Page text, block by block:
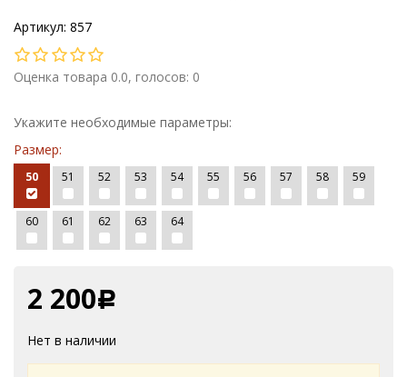
Артикул: 857
Оценка товара 0.0, голосов: 0
Укажите необходимые параметры:
Размер:
50 51 52 53 54 55 56 57 58 59
60 61 62 63 64
2 200Р
Нет в наличии